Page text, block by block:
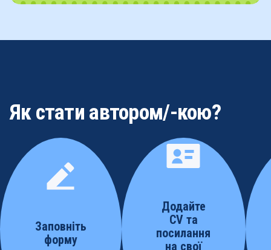
Як стати автором/-кою?
Заповніть
форму
Додайте
CV та
посилання
на свої